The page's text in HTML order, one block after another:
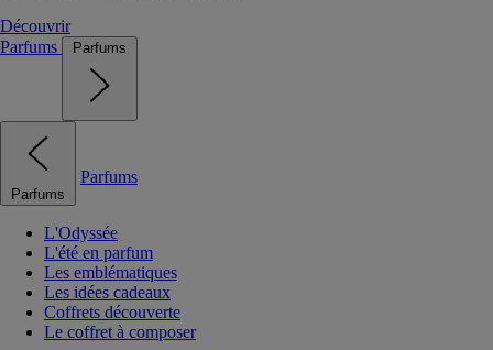
Découvrir
Parfums
Parfums
Parfums
Parfums
L'Odyssée
L'été en parfum
Les emblématiques
Les idées cadeaux
Coffrets découverte
Le coffret à composer